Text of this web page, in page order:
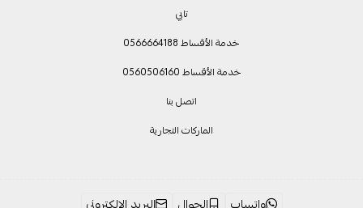
تابي
خدمة الأقساط 0566664188
خدمة الأقساط 0560506160
اتصل بنا
الماركات التجارية
واتساب الجوال البريد الإلكتروني